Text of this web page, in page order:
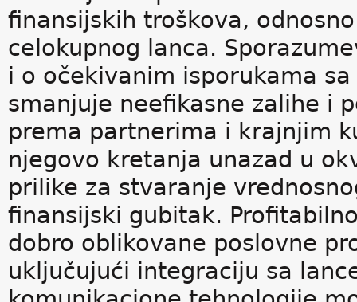
finansijskih troškova,
celokupnog lanca.
i o očekivanim isporukama
smanjuje neefikasne zalihe i
prema partnerima i krajnjim
njegovo kretanja unazad u
prilike za stvaranje
finansijski gubitak.
dobro oblikovane poslovne
uključujući integraciju sa